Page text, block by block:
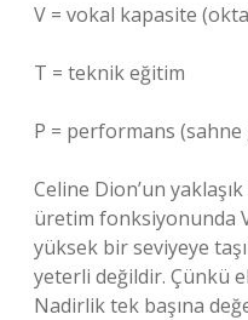
V = vokal kapasite
T = teknik eğitim
P = performans (sahne
Celine Dion’un
üretim fonksiyonunda
yüksek bir seviyeye
yeterli değildir. Çünkü
Nadirlik tek başına